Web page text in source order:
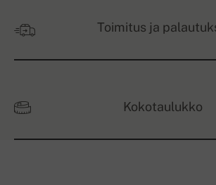
Toimitus ja
Kokotaulukko